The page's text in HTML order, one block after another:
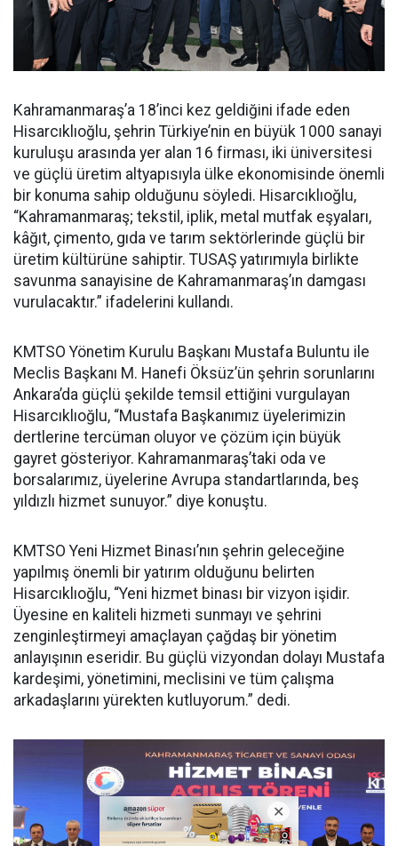
Kahramanmaraş’a 18’inci kez geldiğini ifade eden
Hisarcıklıoğlu, şehrin Türkiye’nin en büyük 1000 sanayi
kuruluşu arasında yer alan 16 firması, iki üniversitesi
ve güçlü üretim altyapısıyla ülke ekonomisinde önemli
bir konuma sahip olduğunu söyledi. Hisarcıklıoğlu,
“Kahramanmaraş; tekstil, iplik, metal mutfak eşyaları,
kâğıt, çimento, gıda ve tarım sektörlerinde güçlü bir
üretim kültürüne sahiptir. TUSAŞ yatırımıyla birlikte
savunma sanayisine de Kahramanmaraş’ın damgası
vurulacaktır.” ifadelerini kullandı.
KMTSO Yönetim Kurulu Başkanı Mustafa Buluntu ile
Meclis Başkanı M. Hanefi Öksüz’ün şehrin sorunlarını
Ankara’da güçlü şekilde temsil ettiğini vurgulayan
Hisarcıklıoğlu, “Mustafa Başkanımız üyelerimizin
dertlerine tercüman oluyor ve çözüm için büyük
gayret gösteriyor. Kahramanmaraş’taki oda ve
borsalarımız, üyelerine Avrupa standartlarında, beş
yıldızlı hizmet sunuyor.” diye konuştu.
KMTSO Yeni Hizmet Binası’nın şehrin geleceğine
yapılmış önemli bir yatırım olduğunu belirten
Hisarcıklıoğlu, “Yeni hizmet binası bir vizyon işidir.
Üyesine en kaliteli hizmeti sunmayı ve şehrini
zenginleştirmeyi amaçlayan çağdaş bir yönetim
anlayışının eseridir. Bu güçlü vizyondan dolayı Mustafa
kardeşimi, yönetimini, meclisini ve tüm çalışma
arkadaşlarını yürekten kutluyorum.” dedi.